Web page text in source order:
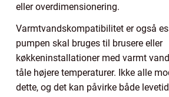
eller overdimensionering.
Varmtvandskompatibilitet er også
pumpen skal bruges til brusere eller
køkkeninstallationer med varmt
tåle højere temperaturer. Ikke alle
dette, og det kan påvirke både